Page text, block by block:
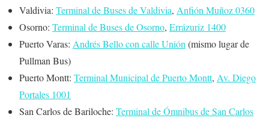
Valdivia: Terminal de Buses de Valdivia, Anfión Muñoz 0360
Osorno: Terminal de Buses de Osorno, Errázuriz 1400
Puerto Varas: Andrés Bello con calle Unión (mismo lugar de
Pullman Bus)
Puerto Montt: Terminal Municipal de Puerto Montt, Av. Diego
Portales 1001
San Carlos de Bariloche: Terminal de Ómnibus de San Carlos